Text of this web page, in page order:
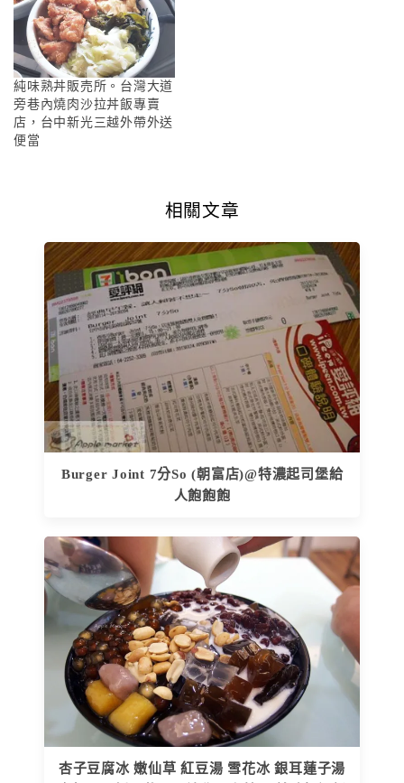
純味熟丼販売所。台灣大道
旁巷內燒肉沙拉丼飯專賣
店，台中新光三越外帶外送
便當
相關文章
Burger Joint 7分So (朝富店)@特濃起司堡給
人飽飽飽
杏子豆腐冰 嫩仙草 紅豆湯 雪花冰 銀耳蓮子湯